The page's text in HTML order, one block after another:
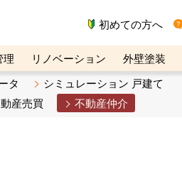
初めての方へ
理 リノベーション 外壁塗装
Biz 不動産売却ご相談デスク
タ
シミュレーション 戸建て
産売買 不動産仲介